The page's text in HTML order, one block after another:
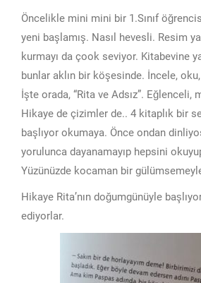
Öncelikle mini mini bir 1.Sınıf
yeni başlamış. Nasıl hevesli. Resim
kurmayı da çook seviyor. Kitabevine
bunlar aklın bir köşesinde. İncele, oku,
İşte orada, “Rita ve Adsız”. Eğlenceli,
Hikaye de çizimler de.. 4 kitaplık bir
başlıyor okumaya. Önce ondan
yorulunca dayanamayıp hepsini
Yüzünüzde kocaman bir
Hikaye Rita’nın doğumgünüyle
ediyorlar.